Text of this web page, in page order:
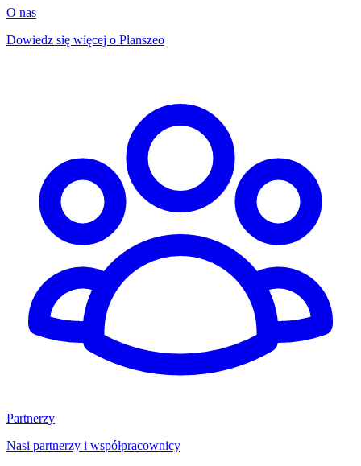
O nas
Dowiedz się więcej o Planszeo
Partnerzy
Nasi partnerzy i współpracownicy